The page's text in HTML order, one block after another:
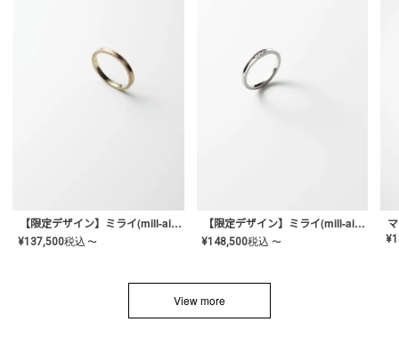
【限定デザイン】ミライ(mill-ai)リング
¥137,500税込 〜
【限定デザイン】ミライ(mill-ai)リング
¥148,500税込 〜 ¥
View more